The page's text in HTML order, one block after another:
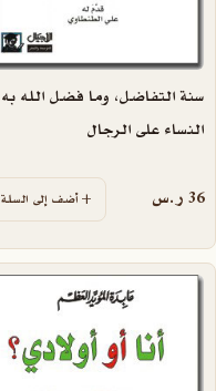
سنة التفاضل، وما فضل الله به
النساء على الرجال
36 ر.س أضف إلى السلة